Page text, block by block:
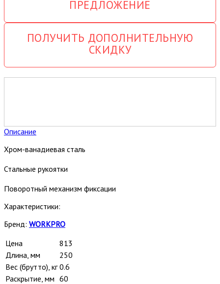
ПРЕДЛОЖЕНИЕ
ПОЛУЧИТЬ ДОПОЛНИТЕЛЬНУЮ
СКИДКУ
Описание
Хром-ванадиевая сталь
Стальные рукоятки
Поворотный механизм фиксации
Характеристики:
Бренд: WORKPRO
Цена
813
Длина, мм
250
Вес (брутто), кг 0.6
Раскрытие, мм 60